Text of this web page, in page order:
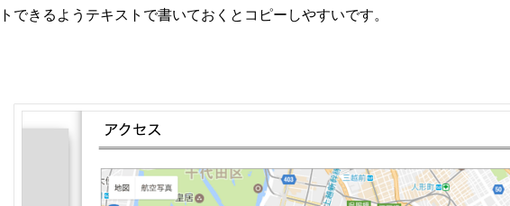
できるようテキストで書いておくとコピーしやすいです。